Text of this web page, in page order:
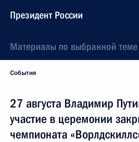
Президент России
Материалы по выбранной теме
События
27 августа Владимир
участие в церемонии
чемпионата